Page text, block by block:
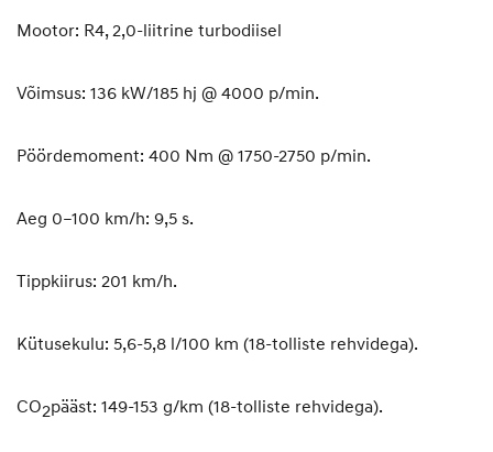
Mootor: R4, 2,0-liitrine turbodiisel
Võimsus: 136 kW/185 hj @ 4000 p/min.
Pöördemoment: 400 Nm @ 1750-2750 p/min.
Aeg 0–100 km/h: 9,5 s.
Tippkiirus: 201 km/h.
Kütusekulu: 5,6-5,8 l/100 km (18-tolliste rehvidega).
CO2pääst: 149-153 g/km (18-tolliste rehvidega).